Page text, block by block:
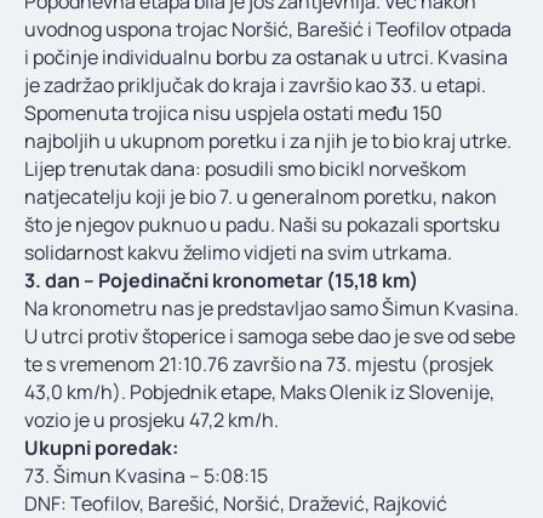
uvodnog uspona trojac Noršić, Barešić i Teofilov otpada
i počinje individualnu borbu za ostanak u utrci. Kvasina
je zadržao priključak do kraja i završio kao 33. u etapi.
Spomenuta trojica nisu uspjela ostati među 150
najboljih u ukupnom poretku i za njih je to bio kraj utrke.
Lijep trenutak dana: posudili smo bicikl norveškom
natjecatelju koji je bio 7. u generalnom poretku, nakon
što je njegov puknuo u padu. Naši su pokazali sportsku
solidarnost kakvu želimo vidjeti na svim utrkama.
3. dan – Pojedinačni kronometar (15,18 km)
Na kronometru nas je predstavljao samo Šimun Kvasina.
U utrci protiv štoperice i samoga sebe dao je sve od sebe
te s vremenom 21:10.76 završio na 73. mjestu (prosjek
43,0 km/h). Pobjednik etape, Maks Olenik iz Slovenije,
vozio je u prosjeku 47,2 km/h.
Ukupni poredak:
73. Šimun Kvasina – 5:08:15
DNF: Teofilov, Barešić, Noršić, Dražević, Rajković